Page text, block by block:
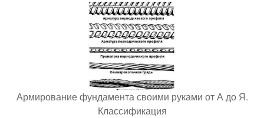
Армирование фундамента своими руками от А до Я.
Классификация